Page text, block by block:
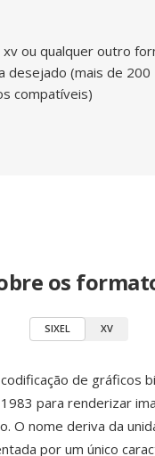
xv ou qualquer outro
desejado (mais de 200
compatíveis)
os
SIXEL XV
de gráficos
para renderizar
O nome deriva da
por um único